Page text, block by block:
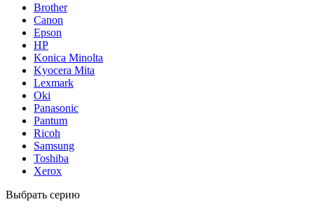
Brother
Canon
Epson
HP
Konica Minolta
Kyocera Mita
Lexmark
Oki
Panasonic
Pantum
Ricoh
Samsung
Toshiba
Xerox
Выбрать серию